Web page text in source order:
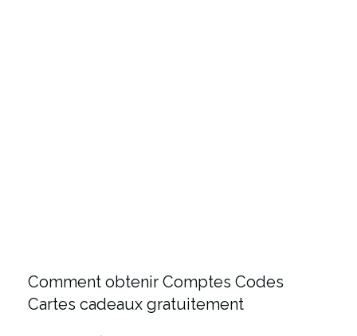
Comment obtenir Comptes Codes
Cartes cadeaux gratuitement